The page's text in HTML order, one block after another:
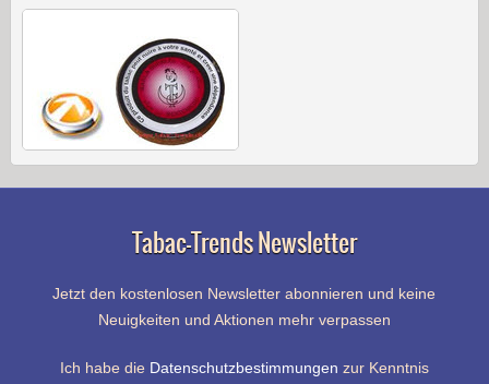
Tabac-Trends Newsletter
Jetzt den kostenlosen Newsletter abonnieren und keine
Neuigkeiten und Aktionen mehr verpassen
Ich habe die Datenschutzbestimmungen zur Kenntnis